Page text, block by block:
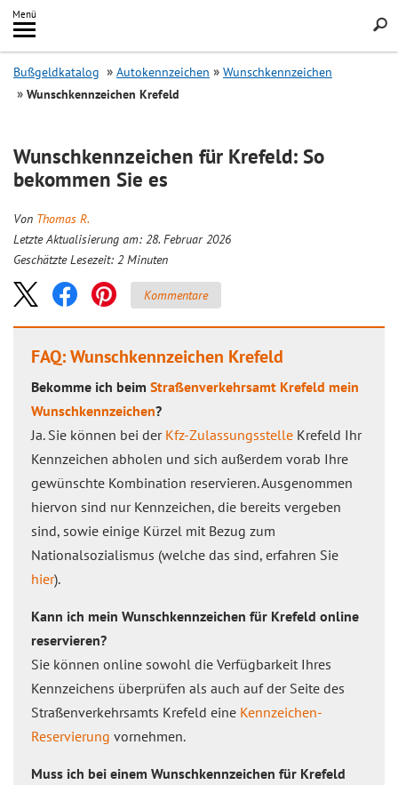
Inhalt
springen
Menü
Search
Bußgeldkatalog Autokennzeichen
Wunschkennzeichen
Wunschkennzeichen Krefeld
Wunschkennzeichen für Krefeld: So
bekommen Sie es
Von Thomas R.
Letzte Aktualisierung am: 28. Februar 2026
Geschätzte Lesezeit: 2 Minuten
Kommentare
FAQ: Wunschkennzeichen Krefeld
Bekomme ich beim Straßenverkehrsamt Krefeld mein
Wunschkennzeichen?
Ja. Sie können bei der Kfz-Zulassungsstelle Krefeld Ihr
Kennzeichen abholen und sich außerdem vorab Ihre
gewünschte Kombination reservieren. Ausgenommen
hiervon sind nur Kennzeichen, die bereits vergeben
sind, sowie einige Kürzel mit Bezug zum
Nationalsozialismus (welche das sind, erfahren Sie
hier).
Kann ich mein Wunschkennzeichen für Krefeld online
reservieren?
Sie können online sowohl die Verfügbarkeit Ihres
Kennzeichens überprüfen als auch auf der Seite des
Straßenverkehrsamts Krefeld eine Kennzeichen-
Reservierung vornehmen.
Muss ich bei einem Wunschkennzeichen für Krefeld